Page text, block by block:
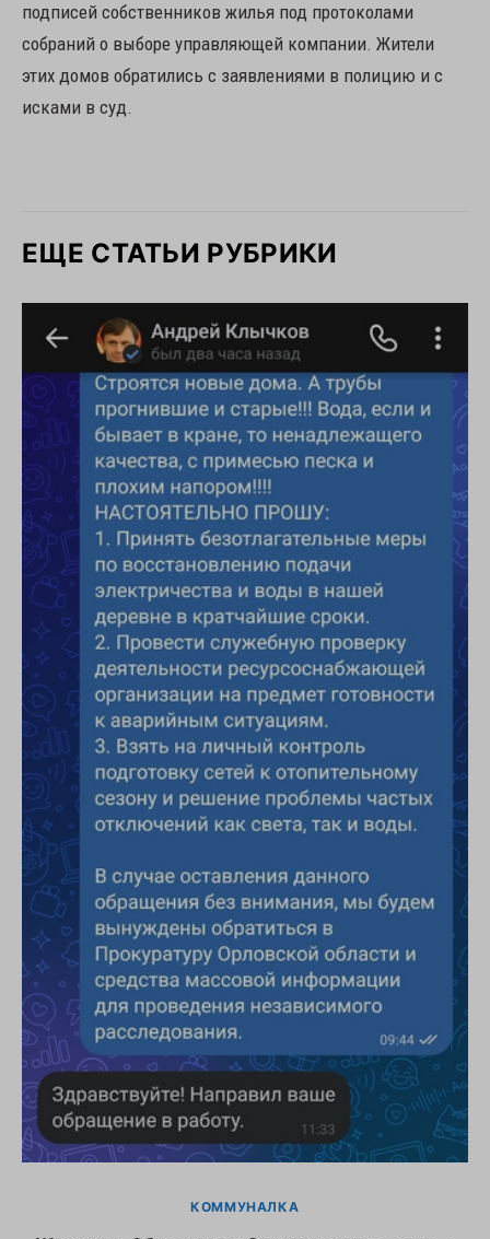
подписей собственников жилья под протоколами
собраний о выборе управляющей компании. Жители
этих домов обратились с заявлениями в полицию и с
исками в суд.
ЕЩЕ СТАТЬИ РУБРИКИ
КОММУНАЛКА